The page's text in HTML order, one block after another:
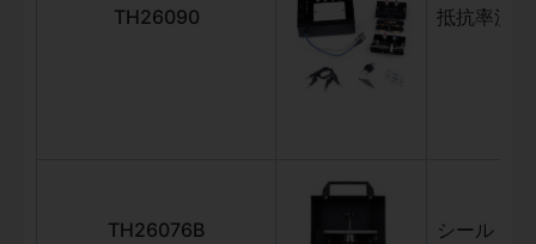
TH26090 抵抗率測
TH26076B シールド